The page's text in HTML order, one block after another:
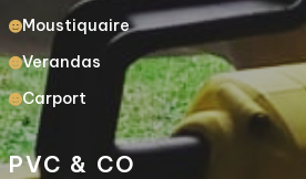
Moustiquaire
Verandas
Carport
PVC & CO